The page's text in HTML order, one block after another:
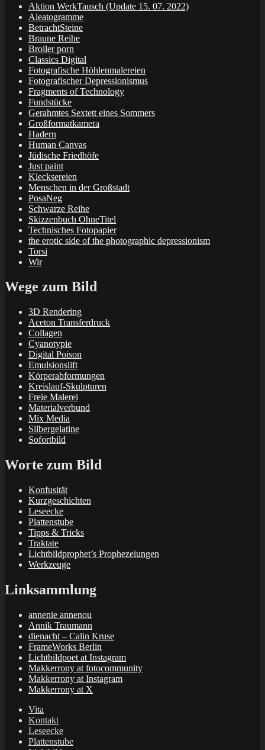
Aktion WerkTausch (Update 15. 07. 2022)
Aleatogramme
BetrachtSteine
Braune Reihe
Broiler porn
Classics Digital
Fotografische Höhlenmalereien
Fotografischer Depressionismus
Fragments of Technology
Fundstücke
Gerahmtes Sextett eines Sommers
Großformatkamera
Hadern
Human Canvas
Jüdische Friedhöfe
Just paint
Klecksereien
Menschen in der Großstadt
PosaNeg
Schwarze Reihe
Skizzenbuch OhneTitel
Technisches Fotopapier
the erotic side of the photographic depressionism
Torsi
Wir
Wege zum Bild
3D Rendering
Aceton Transferdruck
Collagen
Cyanotypie
Digital Poison
Emulsionslift
Körperabformungen
Kreislauf-Skulpturen
Freie Malerei
Materialverbund
Mix Media
Silbergelatine
Sofortbild
Worte zum Bild
Konfusität
Kurzgeschichten
Leseecke
Plattenstube
Tipps & Tricks
Traktate
Lichtbildprophet’s Prophezeiungen
Werkzeuge
Linksammlung
annenie annenou
Annik Traumann
dienacht – Calin Kruse
FrameWorks Berlin
Lichtbildpoet at Instagram
Makkerrony at fotocommunity
Makkerrony at Instagram
Makkerrony at X
Vita
Kontakt
Leseecke
Plattenstube